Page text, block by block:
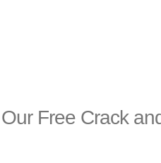
Free Crack